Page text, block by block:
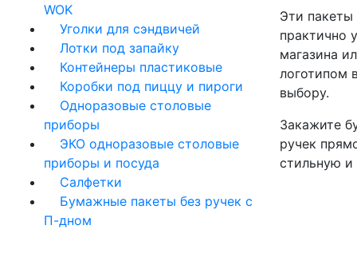
WOK
Уголки для сэндвичей
Лотки под запайку
Контейнеры пластиковые
Коробки под пиццу и пироги
Одноразовые столовые
приборы
ЭКО одноразовые столовые
приборы и посуда
Салфетки
Бумажные пакеты без ручек с
П-дном
Эти пакеты
практично
магазина
логотипом
выбору.
Закажите
ручек
стильную и